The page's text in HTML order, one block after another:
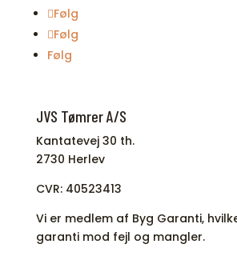
Følg
Følg
Følg
JVS Tømrer A/S
Kantatevej 30 th.
2730 Herlev
CVR: 40523413
Vi er medlem af Byg Garanti,
garanti mod fejl og mangler.